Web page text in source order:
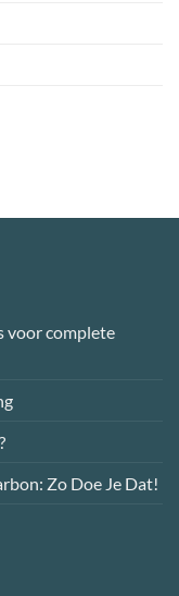
voor complete
Zo Doe Je Dat!